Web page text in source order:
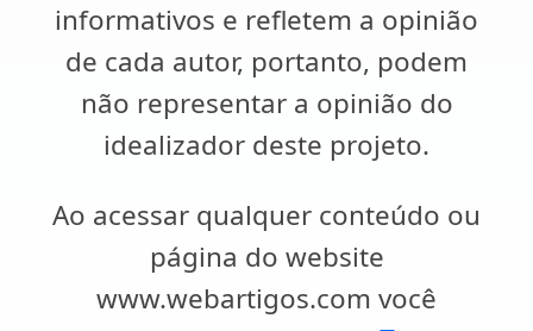
informativos e refletem a opinião
de cada autor, portanto, podem
não representar a opinião do
idealizador deste projeto.
Ao acessar qualquer conteúdo ou
página do website
www.webartigos.com você